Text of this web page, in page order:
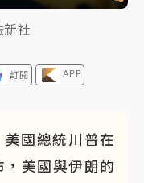
新社
訂閱 APP
美國總統川普在
，美國與伊朗的